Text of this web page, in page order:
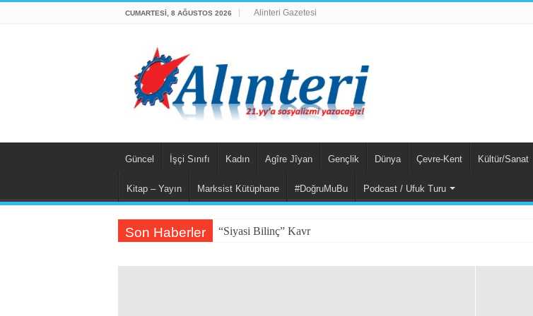
CUMARTESI, 8 AĞUSTOS 2026 Alinteri Gazetesi
Güncel İşçi Sınıfı Kadın Agîre Jîyan Gençlik Dünya Çevre-Kent Kültür/Sanat
Kitap – Yayın Marksist Kütüphane #DoğruMuBu Podcast / Ufuk Turu
Son Haberler “Siyasi Bilinç” Kavramının Unsurları